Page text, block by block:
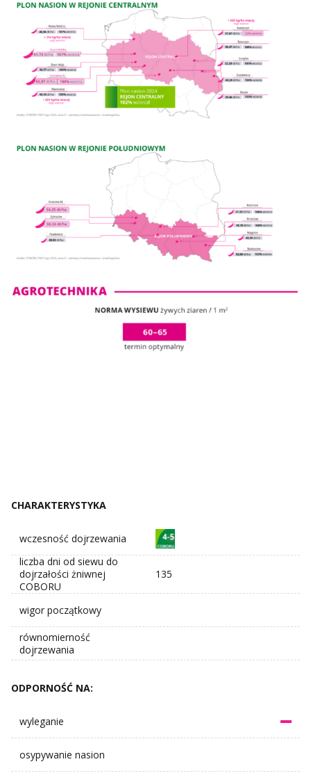
CHARAKTERYSTYKA
wczesność dojrzewania
liczba dni od siewu do
dojrzałości żniwnej
COBORU
135
wigor początkowy
równomierność
dojrzewania
ODPORNOŚĆ NA:
wyleganie
osypywanie nasion